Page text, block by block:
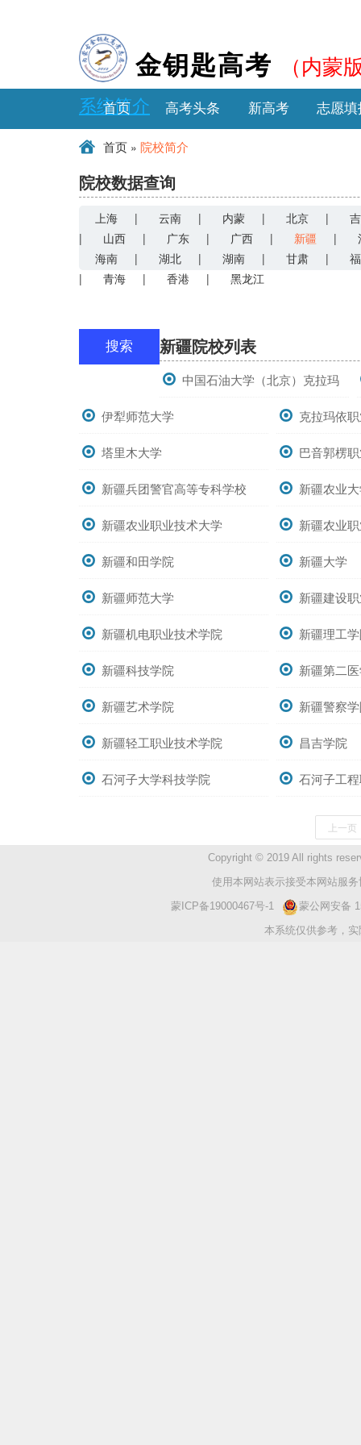
金钥匙高考 （内蒙
系统简介
首页 高考头条 新高考 志愿填
首页 » 院校简介
院校数据查询
上海 | 云南 | 内蒙 | 北京 |
|
山西 | 广东 | 广西 | 新疆 |
海南
| 湖北 | 湖南 | 甘肃 |
|
青海 | 香港 | 黑龙江
搜索 新疆院校列表
中国石油大学（北京）克拉玛
依校区
伊犁师范大学 克拉玛依
塔里木大学 巴音郭楞
新疆兵团警官高等专科学校 新疆农业
新疆农业职业技术大学 新疆农业
新疆和田学院 新疆大学
新疆师范大学 新疆建设
新疆机电职业技术学院 新疆理工
新疆科技学院 新疆第二
新疆艺术学院 新疆警察
新疆轻工职业技术学院 昌吉学院
石河子大学科技学院 石河子工
上一页
Copyright © 2019 All rights
使用本网站表示接受本网站服
蒙ICP备19000467号-1
蒙公网安备
本系统仅供参考，